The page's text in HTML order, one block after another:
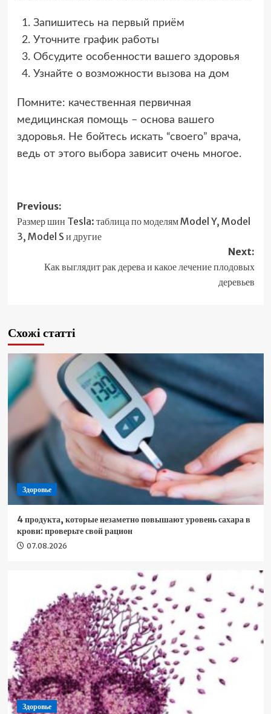
Запишитесь на первый приём
Уточните график работы
Обсудите особенности вашего здоровья
Узнайте о возможности вызова на дом
Помните: качественная первичная
медицинская помощь – основа вашего
здоровья. Не бойтесь искать “своего” врача,
ведь от этого выбора зависит очень многое.
Post
navigation
Previous:
Размер шин Tesla: таблица по моделям Model Y, Model
3, Model S и другие
Next:
Как выглядит рак дерева и какое лечение плодовых
деревьев
Схожі статті
Здоровье
4 продукта, которые незаметно повышают уровень сахара в
крови: проверьте свой рацион
07.08.2026
Здоровье